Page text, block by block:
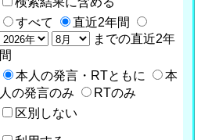
すべて
直近2年間
までの直近2年
間
本人の発言・RTともに
本
人の発言のみ
RTのみ
区別しない